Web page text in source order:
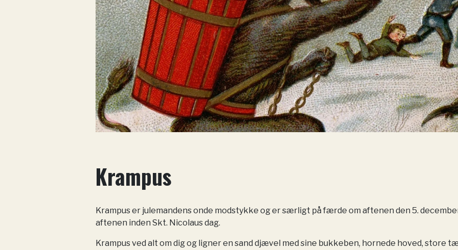
Krampus
Krampus er julemandens onde modstykke og er særligt på færde om aftenen den 5.
aftenen inden Skt. Nicolaus dag.
Krampus ved alt om dig og ligner en sand djævel med sine bukkeben, hornede hoved, store